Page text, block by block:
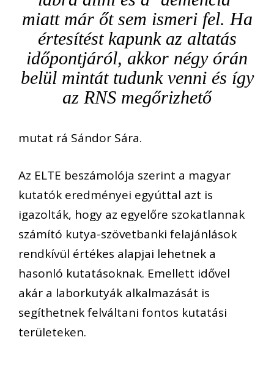
miatt már őt sem ismeri fel. Ha
értesítést kapunk az altatás
időpontjáról, akkor négy órán
belül mintát tudunk venni és így
az RNS megőrizhető
mutat rá Sándor Sára.
Az ELTE beszámolója szerint a magyar
kutatók eredményei egyúttal azt is
igazolták, hogy az egyelőre szokatlannak
számító kutya-szövetbanki felajánlások
rendkívül értékes alapjai lehetnek a
hasonló kutatásoknak. Emellett idővel
akár a laborkutyák alkalmazását is
segíthetnek felváltani fontos kutatási
területeken.